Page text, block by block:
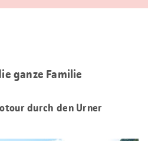
ganze Familie
durch den Urner